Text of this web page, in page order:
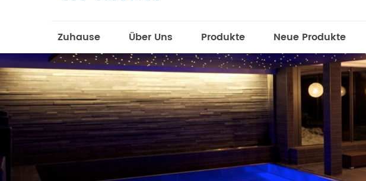
Zuhause Über Uns Produkte Neue Produkte